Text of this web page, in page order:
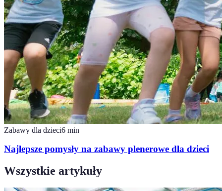
Zabawy dla dzieci6 min
Najlepsze pomysły na zabawy plenerowe dla dzieci
Wszystkie artykuły